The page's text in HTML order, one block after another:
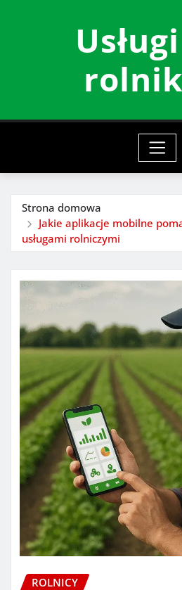
Strona domowa
Jakie aplikacje mobilne
usługami rolniczymi
ROLNICY